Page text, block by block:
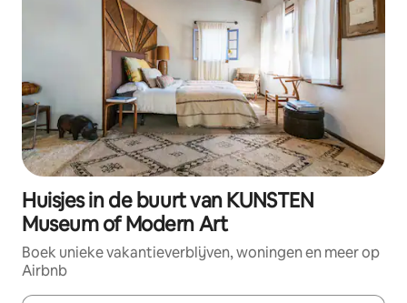
Huisjes in de buurt van KUNSTEN
Museum of Modern Art
Boek unieke vakantieverblijven, woningen en meer op
Airbnb